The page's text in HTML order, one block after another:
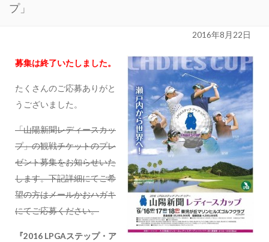
プ」
2016年8月22日
募集は終了いたしました。
たくさんのご応募ありがと
うございました。
「山陽新聞レディースカッ
プ」の観戦チケットのプレ
ゼント募集をお知らせいた
します。下記詳細にてご希
望の方はメールかおハガキ
にてご応募ください。
『2016 LPGAステップ・ア